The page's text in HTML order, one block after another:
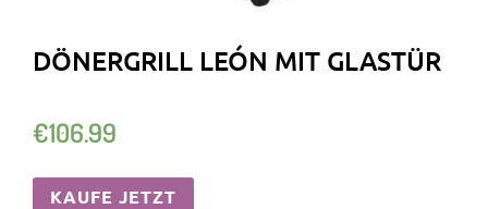
DÖNERGRILL LEÓN MIT GLASTÜR
€106.99
KAUFE JETZT